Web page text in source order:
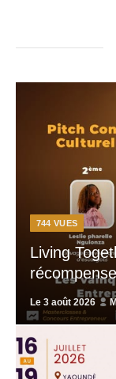
744 VUES
Living
Le 3 août 2026